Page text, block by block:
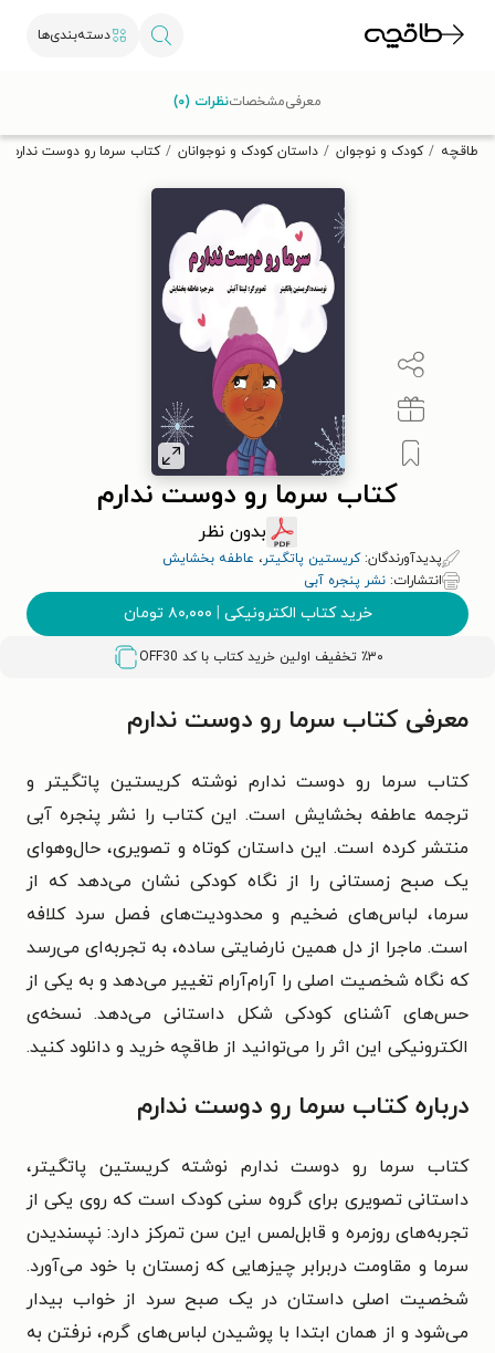
دسته‌بندی‌ها
تخفیف از طاقچه دریافت کن.
طاقچه کودک و نوجوان داستان کودک و نوجوانان کتاب سرما رو دوست ندارم
کتاب سرما رو دوست ندارم
بدون نظر
پدیدآورندگان:کریستین پاتگیتر، عاطفه بخشایش
انتشارات: نشر پنجره آبی
خرید کتاب الکترونیکی | ۸۰,۰۰۰ تومان
٪۳۰ تخفیف اولین خرید کتاب با کد OFF30
معرفیمشخصاتنظرات (۰)
معرفی کتاب سرما رو دوست ندارم
کتاب سرما رو دوست ندارم نوشته کریستین پاتگیتر و
ترجمه عاطفه بخشایش است. این کتاب را نشر پنجره آبی
منتشر کرده است. این داستان کوتاه و تصویری، حال‌وهوای
یک صبح زمستانی را از نگاه کودکی نشان می‌دهد که از
سرما، لباس‌های ضخیم و محدودیت‌های فصل سرد کلافه
است. ماجرا از دل همین نارضایتی ساده، به تجربه‌ای می‌رسد
که نگاه شخصیت اصلی را آرام‌آرام تغییر می‌دهد و به یکی از
حس‌های آشنای کودکی شکل داستانی می‌دهد. نسخه‌ی
الکترونیکی این اثر را می‌توانید از طاقچه خرید و دانلود کنید.
درباره کتاب سرما رو دوست ندارم
کتاب سرما رو دوست ندارم نوشته کریستین پاتگیتر،
داستانی تصویری برای گروه سنی کودک است که روی یکی از
تجربه‌های روزمره و قابل‌لمس این سن تمرکز دارد: نپسندیدن
سرما و مقاومت دربرابر چیزهایی که زمستان با خود می‌آورد.
شخصیت اصلی داستان در یک صبح سرد از خواب بیدار
می‌شود و از همان ابتدا با پوشیدن لباس‌های گرم، نرفتن به